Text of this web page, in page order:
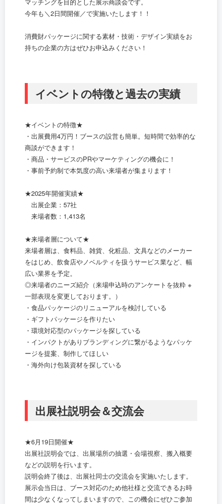
今年も＼2日間開催／で実施いたします！！
消費財パッケージに関する素材・技術・デザイン実績をお
持ちの企業の方はぜひお申込みください！
イベントの特徴と過去の実績
★イベントの特徴★
・出展費用4万円！ブースの設営も簡単。短時間で効率的な
商談ができます！
・商品・サービスのPRやマーケティングの機会に！
・事前予約制で本気度の高い来場者が集まります！
★2025年開催実績★
出展企業：57社
来場者数：1,413名
★来場者層について★
来場者層は、食料品、雑貨、化粧品、文具などのメーカー
をはじめ、飲食店やノベルティを扱うサービス業など、幅
広い業界を予定。
◎来場者のニーズ紹介（来場申込時のアンケートを抜粋 ※
一部表現を変更しております。）
・食品パッケージのリニューアルを検討している
・ギフトパッケージを作りたい
・環境対応型のパッケージを探している
・インパクトがありブランディングに繋がるようなパッケ
ージを提案、制作してほしい
・海外向け包装資材を探している
出展社説明会＆交流会
★6月19日開催★
出展社説明会では、出展場所の抽選・会場視察、搬入概要
などの説明を行います。
説明会終了後は、出展社同士の交流会を実施いたします。
展示会当日は、ブース対応のため他社様と交流できるお時
間は少なくなってしまいますので、この機会にぜひご参加